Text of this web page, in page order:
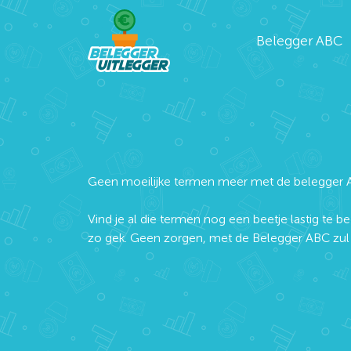
Belegger ABC
Geen moeilijke termen meer met de belegger
Vind je al die termen nog een beetje lastig te
zo gek. Geen zorgen, met de Belegger ABC zul